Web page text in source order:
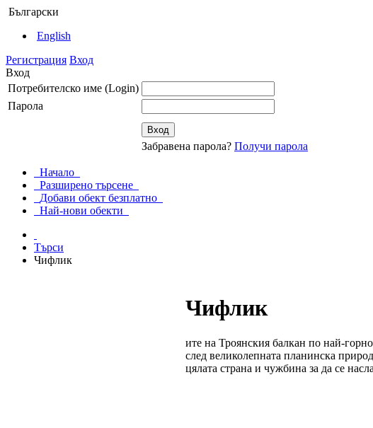
Български
English
Регистрация Вход
Вход
Потребителско име (Login)
Парола
Забравена парола? Получи парола
Начало
Разширено търсене
Добави обект безплатно
Най-нови обекти
Търси
Чифлик
Чифлик
ите на Троянския балкан по най-
след великолепната планинска
цялата страна и чужбина за да се